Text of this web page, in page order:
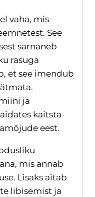
vaha, mis
See
sarnaneb
rasuga
et see imendub
ja
kaitsta
eest.
mis annab
Lisaks aitab
libisemist ja